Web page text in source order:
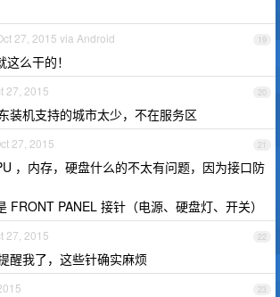
19
27, 2015 via Android
么干的！
20
27, 2015
装机支持的城市太少，不在服务区
21
27, 2015
，内存，硬盘什么的不太有问题，因为接口防
FRONT PANEL 接针（电源、硬盘灯、开关）
22
27, 2015
醒我了，这些针确实麻烦
23